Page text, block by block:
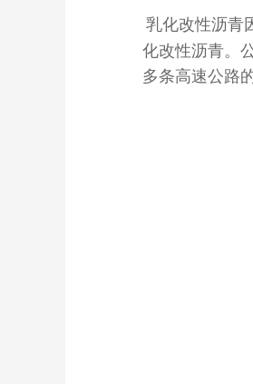
乳化改性沥青
化改性沥青。
多条高速公路